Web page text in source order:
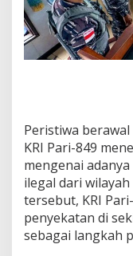
Peristiwa
KRI Pari-849
mengenai
ilegal dari
tersebut, KRI
penyekatan di
sebagai langkah